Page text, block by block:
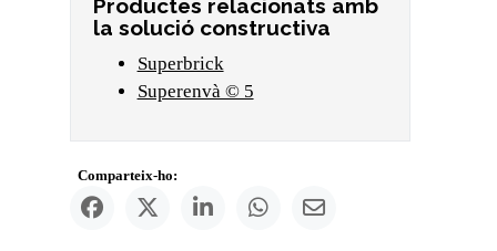
Productes relacionats amb
la solució constructiva
Superbrick
Superenvà © 5
Comparteix-ho: